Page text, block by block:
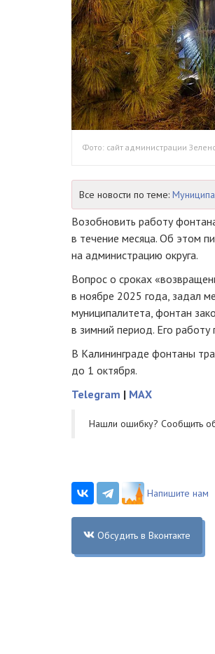
Фото: сайт администрации
Все новости по теме:
Возобновить работу
в течение месяца. Об этом
на администрацию округа.
Вопрос о сроках
в ноябре 2025 года, задал
муниципалитета, фонтан
в зимний период. Его
В Калининграде фонтаны
до 1 октября.
Telegram | MAX
Нашли ошибку? Cообщить
Напишите нам
Обсудить в Вконтакте